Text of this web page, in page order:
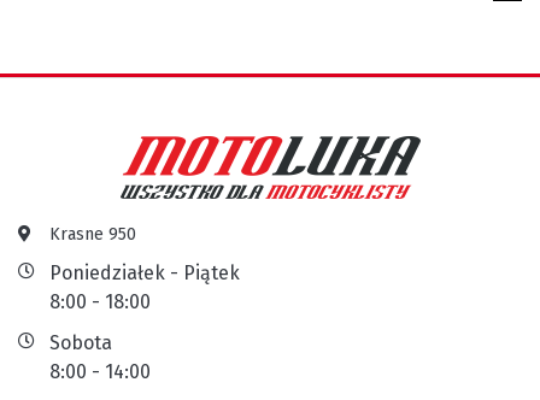
Krasne 950
Poniedziałek - Piątek
8:00 - 18:00
Sobota
8:00 - 14:00